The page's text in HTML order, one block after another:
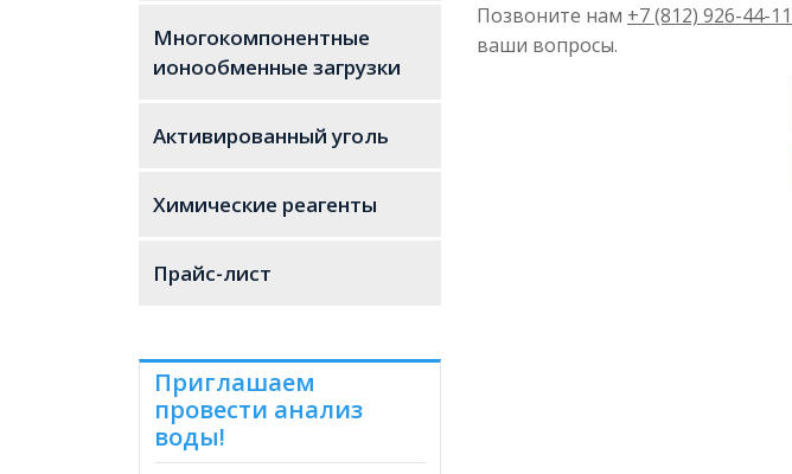
Насыпная плотность, кг/м³, минимум
Позвоните нам +7 (812) 926-44-11
ваши вопросы.
Многокомпонентные
ионообменные загрузки
Активированный уголь
Химические реагенты
Прайс-лист
Приглашаем
провести анализ
воды!